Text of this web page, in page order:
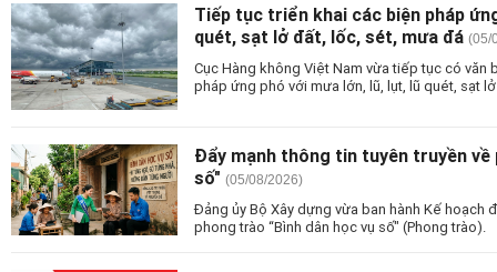
Tiếp tục triển khai các biện pháp
quét, sạt lở đất, lốc, sét, mưa đá (05/
Cục Hàng không Việt Nam vừa tiếp tục có
pháp ứng phó với mưa lớn, lũ, lụt, lũ quét, sạt
Đẩy mạnh thông tin tuyên truyền về
số" (05/08/2026)
Đảng ủy Bộ Xây dựng vừa ban hành Kế hoạch
phong trào “Bình dân học vụ số" (Phong trào).